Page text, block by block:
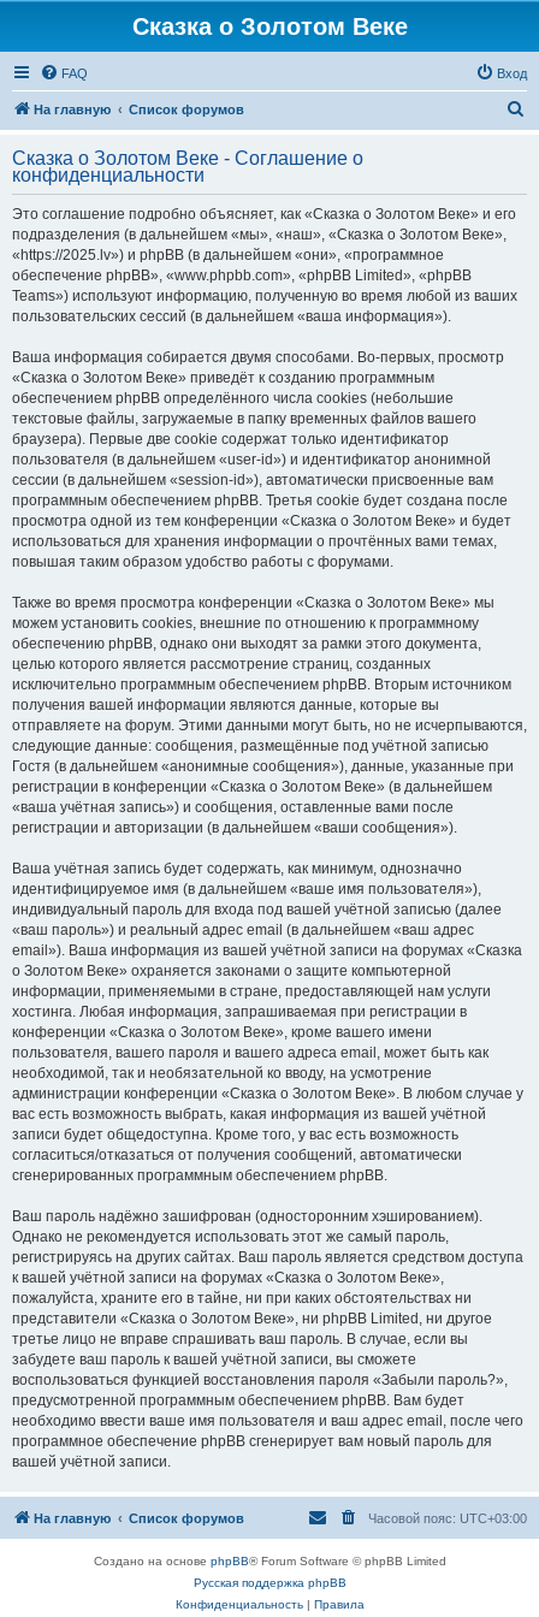
Сказка о Золотом Веке
FAQ Вход
На главную Список форумов
с
Сказка о Золотом Веке - Соглашение о
конфиденциальности
Это соглашение подробно объясняет, как «Сказка о Золотом Веке» и его
подразделения (в дальнейшем «мы», «наш», «Сказка о Золотом Веке»,
«https://2025.lv») и phpBB (в дальнейшем «они», «программное
обеспечение phpBB», «www.phpbb.com», «phpBB Limited», «phpBB
Teams») используют информацию, полученную во время любой из ваших
пользовательских сессий (в дальнейшем «ваша информация»).
Ваша информация собирается двумя способами. Во-первых, просмотр
«Сказка о Золотом Веке» приведёт к созданию программным
обеспечением phpBB определённого числа cookies (небольшие
текстовые файлы, загружаемые в папку временных файлов вашего
браузера). Первые две cookie содержат только идентификатор
пользователя (в дальнейшем «user-id») и идентификатор анонимной
сессии (в дальнейшем «session-id»), автоматически присвоенные вам
программным обеспечением phpBB. Третья cookie будет создана после
просмотра одной из тем конференции «Сказка о Золотом Веке» и будет
использоваться для хранения информации о прочтённых вами темах,
повышая таким образом удобство работы с форумами.
Также во время просмотра конференции «Сказка о Золотом Веке» мы
можем установить cookies, внешние по отношению к программному
обеспечению phpBB, однако они выходят за рамки этого документа,
целью которого является рассмотрение страниц, созданных
исключительно программным обеспечением phpBB. Вторым источником
получения вашей информации являются данные, которые вы
отправляете на форум. Этими данными могут быть, но не исчерпываются,
следующие данные: сообщения, размещённые под учётной записью
Гостя (в дальнейшем «анонимные сообщения»), данные, указанные при
регистрации в конференции «Сказка о Золотом Веке» (в дальнейшем
«ваша учётная запись») и сообщения, оставленные вами после
регистрации и авторизации (в дальнейшем «ваши сообщения»).
Ваша учётная запись будет содержать, как минимум, однозначно
идентифицируемое имя (в дальнейшем «ваше имя пользователя»),
индивидуальный пароль для входа под вашей учётной записью (далее
«ваш пароль») и реальный адрес email (в дальнейшем «ваш адрес
email»). Ваша информация из вашей учётной записи на форумах «Сказка
о Золотом Веке» охраняется законами о защите компьютерной
информации, применяемыми в стране, предоставляющей нам услуги
хостинга. Любая информация, запрашиваемая при регистрации в
конференции «Сказка о Золотом Веке», кроме вашего имени
пользователя, вашего пароля и вашего адреса email, может быть как
необходимой, так и необязательной ко вводу, на усмотрение
администрации конференции «Сказка о Золотом Веке». В любом случае у
вас есть возможность выбрать, какая информация из вашей учётной
записи будет общедоступна. Кроме того, у вас есть возможность
согласиться/отказаться от получения сообщений, автоматически
сгенерированных программным обеспечением phpBB.
Ваш пароль надёжно зашифрован (односторонним хэшированием).
Однако не рекомендуется использовать этот же самый пароль,
регистрируясь на других сайтах. Ваш пароль является средством доступа
к вашей учётной записи на форумах «Сказка о Золотом Веке»,
пожалуйста, храните его в тайне, ни при каких обстоятельствах ни
представители «Сказка о Золотом Веке», ни phpBB Limited, ни другое
третье лицо не вправе спрашивать ваш пароль. В случае, если вы
забудете ваш пароль к вашей учётной записи, вы сможете
воспользоваться функцией восстановления пароля «Забыли пароль?»,
предусмотренной программным обеспечением phpBB. Вам будет
необходимо ввести ваше имя пользователя и ваш адрес email, после чего
программное обеспечение phpBB сгенерирует вам новый пароль для
вашей учётной записи.
На главную Список форумов Часовой пояс: UTC+03:00
Создано на основе phpBB® Forum Software © phpBB Limited
Русская поддержка phpBB
Конфиденциальность| Правила